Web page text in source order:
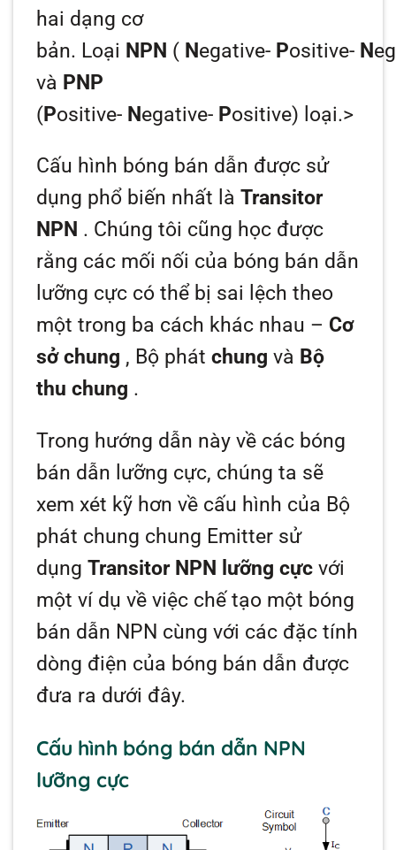
hai dạng cơ
bản. Loại NPN ( Negative- Positive- N
và PNP
(Positive- Negative- Positive) loại.>
Cấu hình bóng bán dẫn được sử
dụng phổ biến nhất làTransitor
NPN . Chúng tôi cũng học được
rằng các mối nối của bóng bán dẫn
lưỡng cực có thể bị sai lệch theo
một trong ba cách khác nhau – Cơ
sởchung , Bộ phátchung và Bộ
thu chung .
Trong hướng dẫn này về các bóng
bán dẫn lưỡng cực, chúng ta sẽ
xem xét kỹ hơn về cấu hình của Bộ
phát chung chung Emitter sử
dụngTransitor NPN lưỡng cực với
một ví dụ về việc chế tạo một bóng
bán dẫn NPN cùng với các đặc tính
dòng điện của bóng bán dẫn được
đưa ra dưới đây.
Cấu hình bóng bán dẫn NPN
lưỡng cực